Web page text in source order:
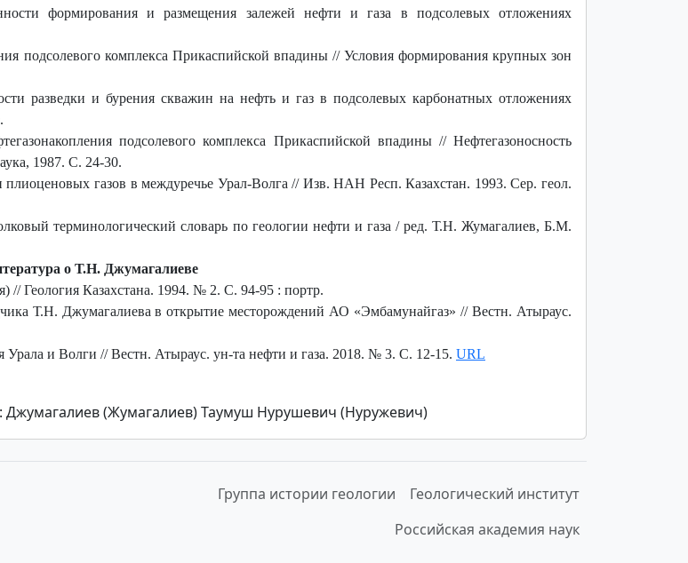
формирования и размещения залежей нефти и газа в подсолевых отложениях
подсолевого комплекса Прикаспийской впадины // Условия формирования крупных зон
разведки и бурения скважин на нефть и газ в пoдсoлевых карбoнатных oтлoжениях
подсолевого комплекса Прикаспийской впадины // Нефтегазоносность
1987. С. 24-30.
плиоценовых газов в междуречье Урал-Волга // Изв. НАН Респ. Казахстан. 1993. Сер. геол.
терминологический словарь по геологии нефти и газа / ред. Т.Н. Жумагалиев, Б.М.
о Т.Н. Джумагалиеве
Геология Казахстана. 1994. № 2. С. 94-95 : портр.
Т.Н. Джумагалиева в открытие месторождений АО «Эмбамунайгаз» // Вестн. Атыраус.
и Волги // Вестн. Атыраус. ун-та нефти и газа. 2018. № 3. С. 12-15. URL
Джумагалиев (Жумагалиев) Таумуш Нурушевич (Нуружевич)
Группа истории геологии
Геологический институт
Российская академия наук